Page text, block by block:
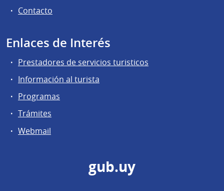
Contacto
Enlaces de Interés
Prestadores de servicios turisticos
Información al turista
Programas
Trámites
Webmail
gub.uy